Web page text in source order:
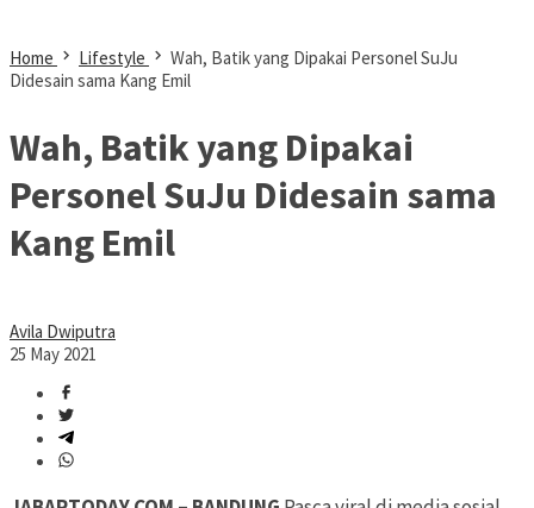
Home Lifestyle
Wah, Batik yang Dipakai Personel SuJu
Didesain sama Kang Emil
Wah, Batik yang Dipakai
Personel SuJu Didesain sama
Kang Emil
Avila Dwiputra
25 May 2021